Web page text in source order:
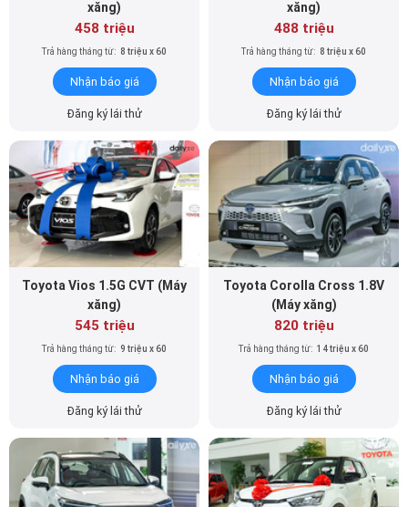
xăng)
458 triệu
Trả hàng tháng từ: 8 triệu x 60
Nhận báo giá
Đăng ký lái thử
xăng)
488 triệu
Trả hàng tháng từ: 8 triệu x 60
Nhận báo giá
Đăng ký lái thử
Toyota Vios 1.5G CVT (Máy
xăng)
545 triệu
Trả hàng tháng từ: 9 triệu x 60
Nhận báo giá
Đăng ký lái thử
Toyota Corolla Cross 1.8V
(Máy xăng)
820 triệu
Trả hàng tháng từ: 14 triệu x 60
Nhận báo giá
Đăng ký lái thử